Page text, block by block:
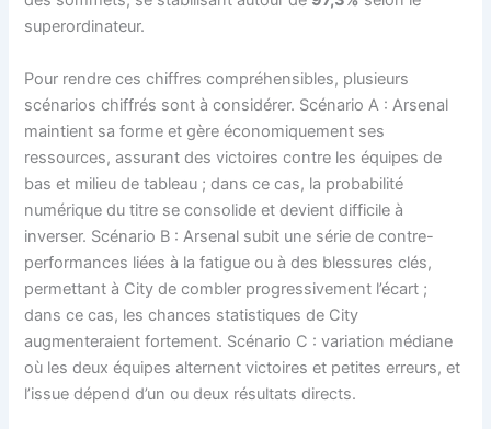
superordinateur.
Pour rendre ces chiffres compréhensibles, plusieurs
scénarios chiffrés sont à considérer. Scénario A : Arsenal
maintient sa forme et gère économiquement ses
ressources, assurant des victoires contre les équipes de
bas et milieu de tableau ; dans ce cas, la probabilité
numérique du titre se consolide et devient difficile à
inverser. Scénario B : Arsenal subit une série de contre-
performances liées à la fatigue ou à des blessures clés,
permettant à City de combler progressivement l’écart ;
dans ce cas, les chances statistiques de City
augmenteraient fortement. Scénario C : variation médiane
où les deux équipes alternent victoires et petites erreurs, et
l’issue dépend d’un ou deux résultats directs.